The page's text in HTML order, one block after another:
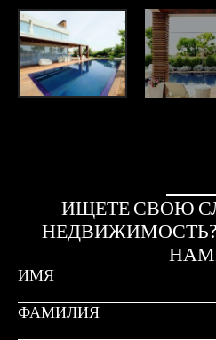
ИЩЕТЕ СВОЮ